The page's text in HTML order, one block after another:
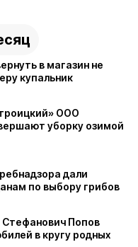
в магазин не
купальник
ООО
уборку озимой
дали
по выбору грибов
Попов
в кругу родных